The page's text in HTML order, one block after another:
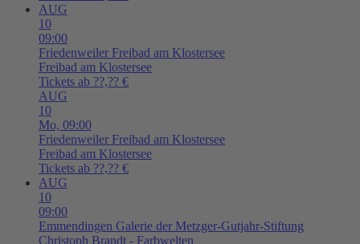
AUG
10
09:00
Friedenweiler Freibad am Klostersee
Freibad am Klostersee
Tickets ab ??,?? €
AUG
10
Mo, 09:00
Friedenweiler Freibad am Klostersee
Freibad am Klostersee
Tickets ab ??,?? €
AUG
10
09:00
Emmendingen Galerie der Metzger-Gutjahr-Stiftung
Christoph Brandt - Farbwelten